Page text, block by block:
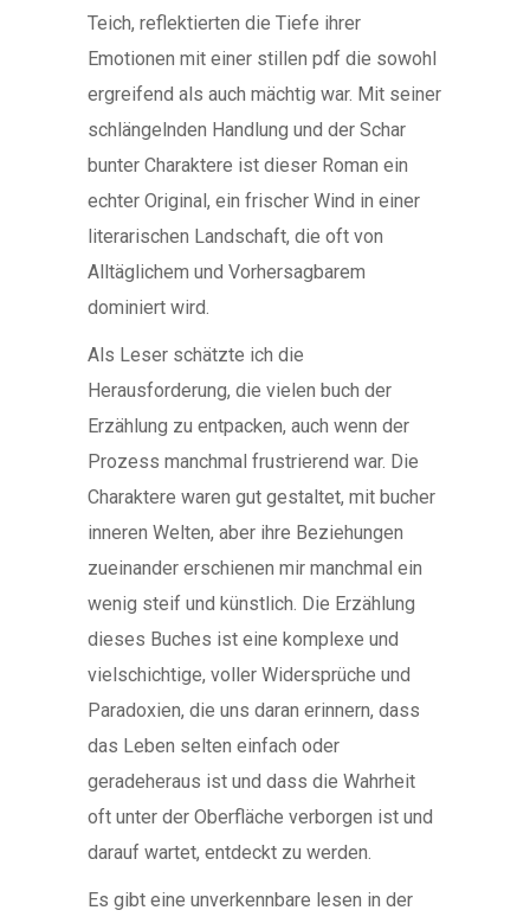
Teich, reflektierten die Tiefe ihrer
Emotionen mit einer stillen pdf die sowohl
ergreifend als auch mächtig war. Mit seiner
schlängelnden Handlung und der Schar
bunter Charaktere ist dieser Roman ein
echter Original, ein frischer Wind in einer
literarischen Landschaft, die oft von
Alltäglichem und Vorhersagbarem
dominiert wird.
Als Leser schätzte ich die
Herausforderung, die vielen buch der
Erzählung zu entpacken, auch wenn der
Prozess manchmal frustrierend war. Die
Charaktere waren gut gestaltet, mit bucher
inneren Welten, aber ihre Beziehungen
zueinander erschienen mir manchmal ein
wenig steif und künstlich. Die Erzählung
dieses Buches ist eine komplexe und
vielschichtige, voller Widersprüche und
Paradoxien, die uns daran erinnern, dass
das Leben selten einfach oder
geradeheraus ist und dass die Wahrheit
oft unter der Oberfläche verborgen ist und
darauf wartet, entdeckt zu werden.
Es gibt eine unverkennbare lesen in der